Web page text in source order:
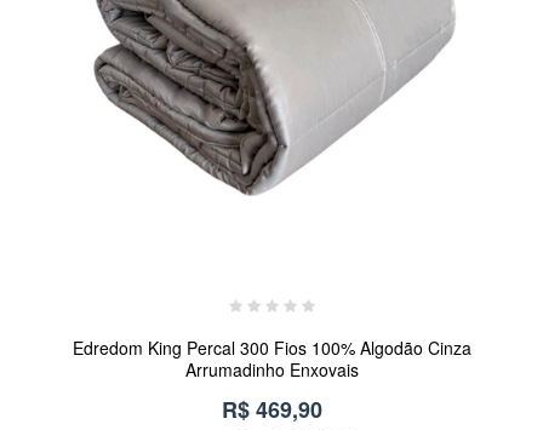
Edredom King Percal 300 Fios 100% Algodão Cinza
Arrumadinho Enxovais
R$ 469,90